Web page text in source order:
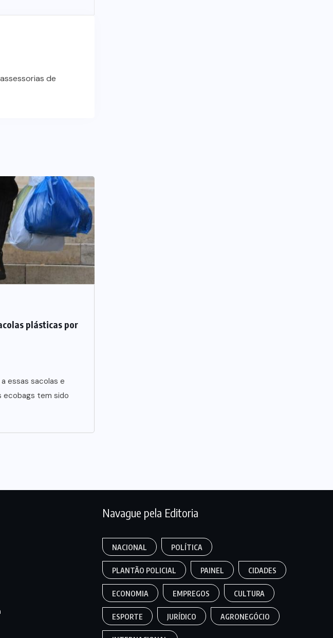
de
plásticas por
essas sacolas e
ecobags tem sido
Navague pela Editoria
NACIONAL POLÍTICA
PLANTÃO POLICIAL PAINEL CIDADES
ECONOMIA EMPREGOS CULTURA
ESPORTE JURÍDICO AGRONEGÓCIO